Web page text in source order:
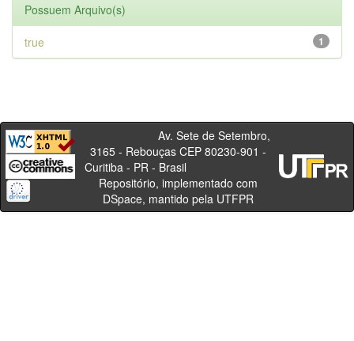
Possuem Arquivo(s)
1
true
Av. Sete de Setembro,
3165 - Rebouças CEP 80230-901 -
Curitiba - PR - Brasil
Repositório, implementado com
DSpace, mantido pela UTFPR